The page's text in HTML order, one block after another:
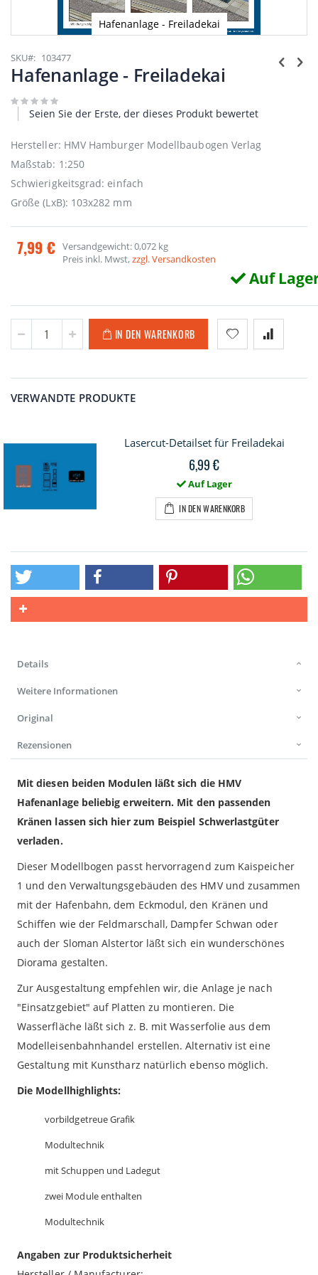
Hafenanlage - Freiladekai
Anfang
der
Bildgalerie
SKU 103477
Hafenanlage - Freiladekai
Seien Sie der Erste, der dieses Produkt bewertet
Hersteller: HMV Hamburger Modellbaubogen Verlag
Maßstab: 1:250
Schwierigkeitsgrad: einfach
Größe (LxB): 103x282 mm
7,99 € Versandgewicht: 0,072 kg
Preis inkl. Mwst,zzgl. Versandkosten
Auf
IN DEN WARENKORB
VERWANDTE PRODUKTE
Lasercut-Detailset für Freiladekai
6,99 €
Auf Lager
IN DEN WARENKORB
Details
Weitere Informationen
Original
Rezensionen
Mit diesen beiden Modulen läßt sich die HMV
Hafenanlage beliebig erweitern. Mit den passenden
Kränen lassen sich hier zum Beispiel Schwerlastgüter
verladen.
Dieser Modellbogen passt hervorragend zum Kaispeicher
1 und den Verwaltungsgebäuden des HMV und zusammen
mit der Hafenbahn, dem Eckmodul, den Kränen und
Schiffen wie der Feldmarschall, Dampfer Schwan oder
auch der Sloman Alstertor läßt sich ein wunderschönes
Diorama gestalten.
Zur Ausgestaltung empfehlen wir, die Anlage je nach
"Einsatzgebiet" auf Platten zu montieren. Die
Wasserfläche läßt sich z. B. mit Wasserfolie aus dem
Modelleisenbahnhandel erstellen. Alternativ ist eine
Gestaltung mit Kunstharz natürlich ebenso möglich.
Die Modellhighlights:
vorbildgetreue Grafik
Modultechnik
mit Schuppen und Ladegut
zwei Module enthalten
Modultechnik
Angaben zur Produktsicherheit